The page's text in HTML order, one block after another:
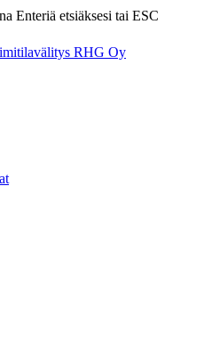
Enteriä etsiäksesi tai ESC